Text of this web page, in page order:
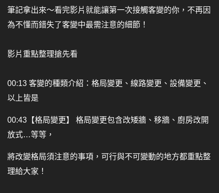
筆記拿出來～看完影片就能讓第一次接觸客變的你，不再因
為不懂而錯失了客變中最需注意的細節！
影片重點整理搶先看
00:13 客變的種類介紹：格局變更、線路變更、設備變更、
以上皆是
00:43【格局變更】 格局變更包含改矮牆、移牆、廚房改開
放式…等等，
將改變格局須注意的事項，可行與不可變動的地方都重點整
理給大家！